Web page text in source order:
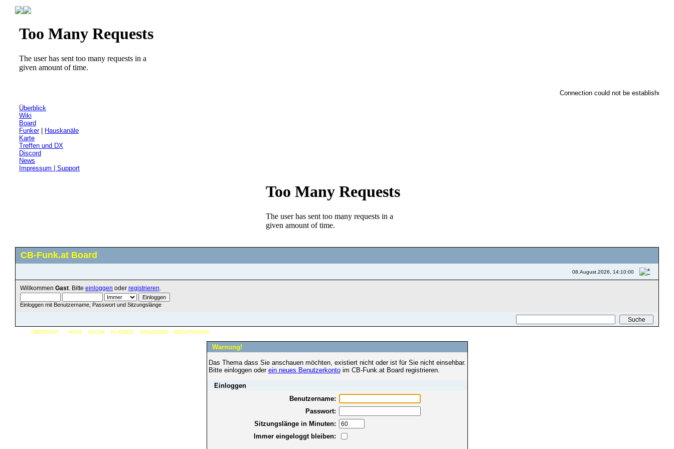
Connection could not be established.
Überblick
Wiki
Board
Funker|
Hauskanäle
Karte
Treffen und DX
Discord
News
Impressum | Support
CB-Funk.at Board
08.August.2026, 14:10:00
Willkommen Gast . Bitte einloggen oder registrieren
Einloggen mit Benutzername, Passwort und Sitzungslänge
ÜBERSICHT HILFE SUCHE IN ARBEIT EINLOGGEN REGISTRIEREN
Warnung!
Das Thema dass Sie anschauen möchten, existiert nicht oder ist für Sie nicht einsehbar.
Bitte einloggen oder ein neues Benutzerkontoim CB-Funk.at Board registrieren.
Einloggen
Benutzername:
Passwort:
Sitzungslänge in Minuten:
Immer eingeloggt bleiben: